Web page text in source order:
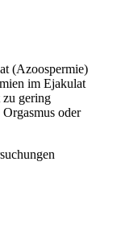
(Azoospermie)
im Ejakulat
zu gering
oder